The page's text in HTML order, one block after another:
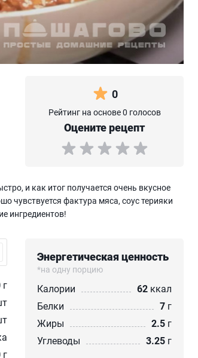
0
Рейтинг на основе 0 голосов
Оцените рецепт
и как итог получается очень вкусное
чувствуется фактура мяса, соус терияки
ингредиентов!
г
г
Энергетическая ценность
*на одну порцию
Калории 62 ккал
Белки
7 г
Жиры
2.5 г
Углеводы
3.25 г